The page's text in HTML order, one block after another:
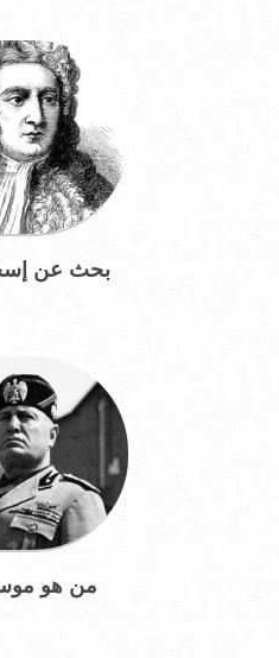
بحث عن
من هو